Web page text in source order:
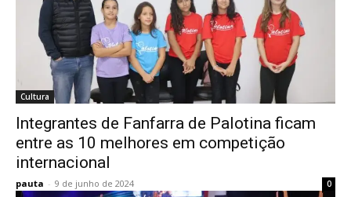
Cultura
Integrantes de Fanfarra de Palotina ficam
entre as 10 melhores em competição
internacional
pauta - 9 de junho de 2024 0